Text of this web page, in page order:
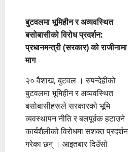
बुटवलमा भूमिहीन र अव्यवस्थित
बसोबासीको विरोध प्रदर्शन:
प्रधानमन्त्री (सरकार) को राजीनामा
माग
२० वैशाख, बुटवल । रुपन्देहीको
बुटवलमा भूमिहीन र अव्यवस्थित
बसोबासीहरूले सरकारको भूमि
व्यवस्थापन नीति र बलपूर्वक हटाउने
कार्यशैलीको विरोधमा सशक्त प्रदर्शन
गरेका छन् । आइतबार दिउँसो